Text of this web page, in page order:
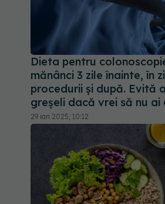
Dieta pentru
mănânci 3 zile înainte, în
procedurii și după. Evită
greșeli dacă vrei să nu ai
29 ian 2025, 10:12